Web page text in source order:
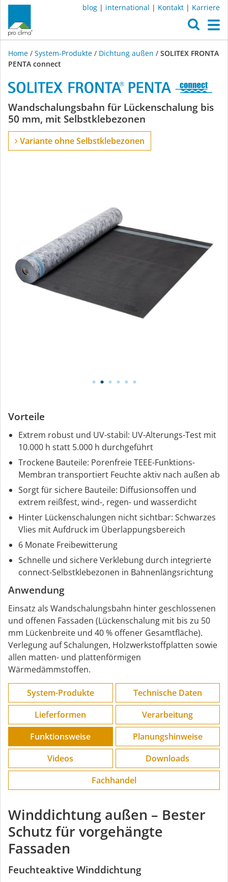
blog | international | Kontakt | Karriere
Home / System-Produkte / Dichtung außen / SOLITEX FRONTA
PENTA connect
SOLITEX
FRONTA
PENTA
Wandschalungsbahn für Lückenschalung bis
50 mm, mit Selbstklebezonen
Variante ohne Selbstklebezonen
Vorteile
Extrem robust und UV-stabil: UV-Alterungs-Test mit
10.000 h statt 5.000 h durchgeführt
Trockene Bauteile: Porenfreie TEEE-Funktions-
Membran transportiert Feuchte aktiv nach außen ab
Sorgt für sichere Bauteile: Diffusionsoffen und
extrem reißfest, wind-, regen- und wasserdicht
Hinter Lückenschalungen nicht sichtbar: Schwarzes
Vlies mit Aufdruck im Überlappungsbereich
6 Monate Freibewitterung
Schnelle und sichere Verklebung durch integrierte
connect-Selbstklebezonen in Bahnenlängsrichtung
Anwendung
Einsatz als Wandschalungsbahn hinter geschlossenen
und offenen Fassaden (Lückenschalung mit bis zu 50
mm Lückenbreite und 40 % offener Gesamtfläche).
Verlegung auf Schalungen, Holzwerkstoffplatten sowie
allen matten- und plattenförmigen
Wärmedämmstoffen.
System-Produkte
Technische Daten
Lieferformen
Verarbeitung
Funktions­weise
Planungs­hinweise
Videos
Downloads
Fachhandel
Winddichtung außen – Bester
Schutz für vorgehängte
Fassaden
Feuchteaktive Winddichtung